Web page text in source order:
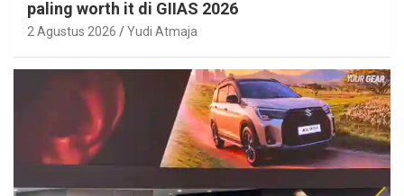
paling worth it di GIIAS 2026
2 Agustus 2026 Yudi Atmaja